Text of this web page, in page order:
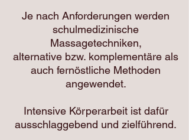
Je nach Anforderungen werden
schulmedizinische
Massagetechniken,
alternative bzw. komplementäre als
auch fernöstliche Methoden
angewendet.
Intensive Körperarbeit ist dafür
ausschlaggebend und zielführend.